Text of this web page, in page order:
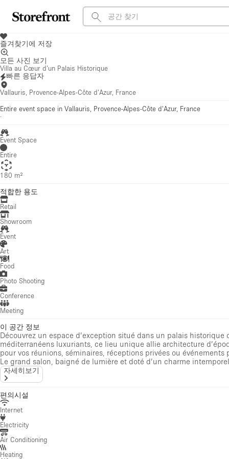
즐겨찾기에 저장
모든 사진 보기
Villa au Cœur d’un Palais Historique
빠른 응답자
Vallauris, Provence-Alpes-Côte d'Azur, France
Entire event space in Vallauris, Provence-Alpes-Côte d'Azur, France
·
Event Space
Entire
180 m²
적합한 용도
Retail
Showroom
Event
Art
Food
Photo Shooting
Conference
Meeting
이 공간 정보
Découvrez un espace d’exception situé dans un palais
méditerranéens luxuriants, ce lieu unique allie architecture
pour vos réunions, séminaires, réceptions privées ou événements
Le grand salon, baigné de lumière et doté d’un charme
자세히보기
편의시설
Internet
Electricity
Air Conditioning
Heating